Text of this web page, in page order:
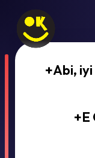
+Abi, iyi
+E